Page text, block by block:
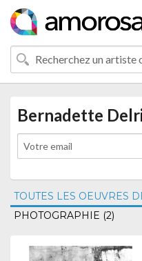
Bernadette
TOUTES LES OEUVRES
PHOTOGRAPHIE (2)